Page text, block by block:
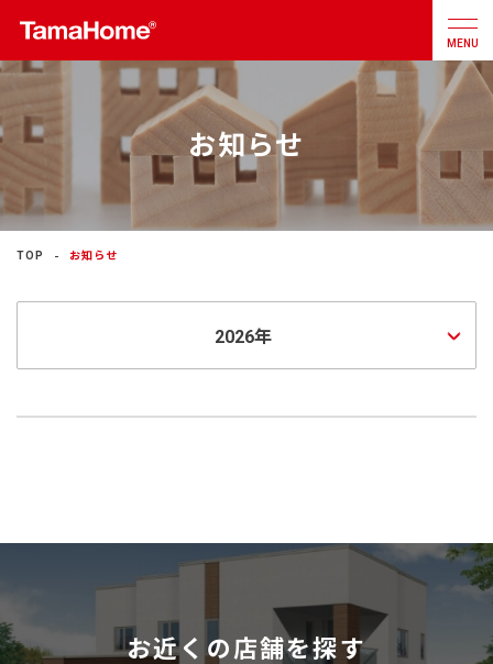
カタログ お問合せ
注文住宅
不動産事業
その他
IR情報
MENU
お知らせ
TOP お知らせ
お近くの店舗を探す